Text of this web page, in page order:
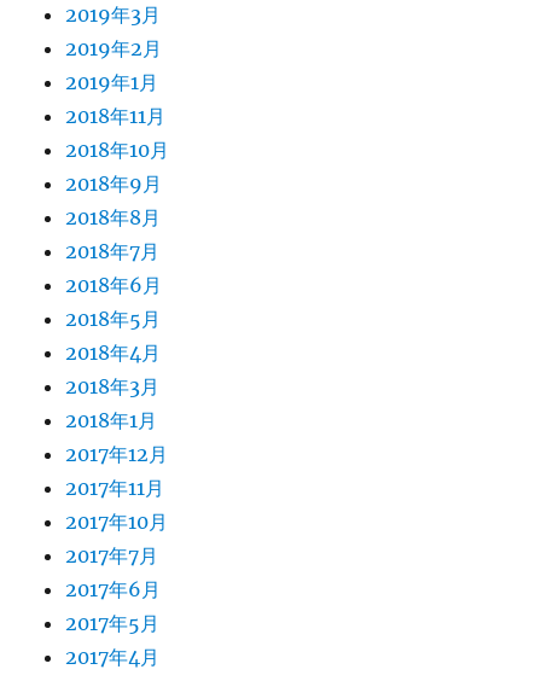
2019年3月
2019年2月
2019年1月
2018年11月
2018年10月
2018年9月
2018年8月
2018年7月
2018年6月
2018年5月
2018年4月
2018年3月
2018年1月
2017年12月
2017年11月
2017年10月
2017年7月
2017年6月
2017年5月
2017年4月